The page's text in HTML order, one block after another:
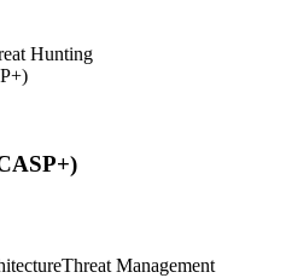
Hunting
Threat Management